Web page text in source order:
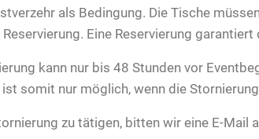
als Bedingung. Die Tische
Eine Reservierung garantiert
kann nur bis 48 Stunden vor
ist somit nur möglich, wenn die
zu tätigen, bitten wir eine E-Mail